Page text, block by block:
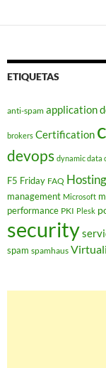
ETIQUETAS
anti-spam application
brokers Certification
devops dynamic data
F5 Friday FAQ Hosting
management Microsoft
performance PKI Plesk
security
spam spamhaus